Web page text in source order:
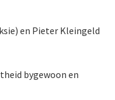
en Pieter Kleingeld
bygewoon en